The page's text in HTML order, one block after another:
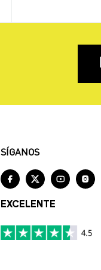
SÍGANOS
   
EXCELENTE